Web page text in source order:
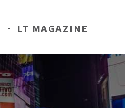
LT MAGAZINE